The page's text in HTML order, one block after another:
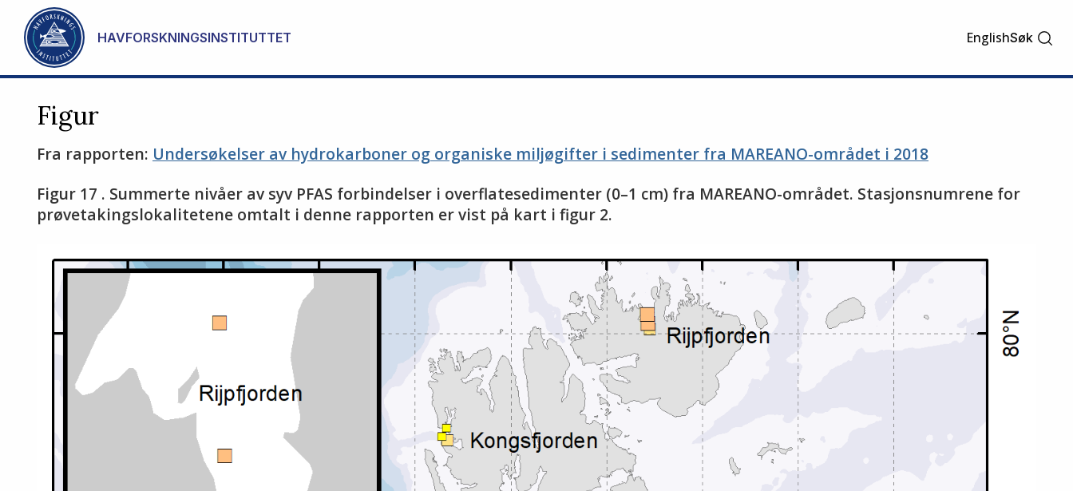
Gå til hovedinnhold
HAVFORSKNINGSINSTITUTTET EnglishSøk
Figur
Fra rapporten: Undersøkelser av hydrokarboner og organiske miljøgifter i sedimenter fra MAREANO-området i 2018
Figur 17 . Summerte nivåer av syv PFAS forbindelser i overflatesedimenter (0–1 cm) fra MAREANO-området. Stasjonsnumrene for
prøvetakingslokalitetene omtalt i denne rapporten er vist på kart i figur 2.